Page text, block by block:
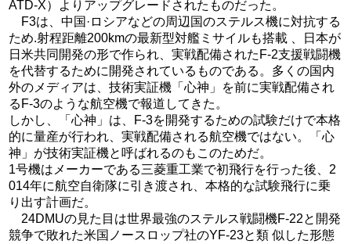
ATD-X）よりアップグレードされたものだった。
F3は、中国·ロシアなどの周辺国のステルス機に対抗する
ため.射程距離200kmの最新型対艦ミサイルも搭載 、日本が
日米共同開発の形で作られ、実戦配備されたF-2支援戦闘機
を代替するために開発されているものである。多くの国内
外のメディアは、技術実証機「心神」を前に実戦配備され
るF-3のような航空機で報道してきた。
しかし、「心神」は、F-3を開発するための試験だけで本格
的に量産が行われ、実戦配備される航空機ではない。「心
神」が技術実証機と呼ばれるのもこのためだ。
1号機はメーカーである三菱重工業で初飛行を行った後、2
014年に航空自衛隊に引き渡され、本格的な試験飛行に乗
り出す計画だ。
24DMUの見た目は世界最強のステルス戦闘機F-22と開発
競争で敗れた米国ノースロップ社のYF-23と類 ​​似した形態